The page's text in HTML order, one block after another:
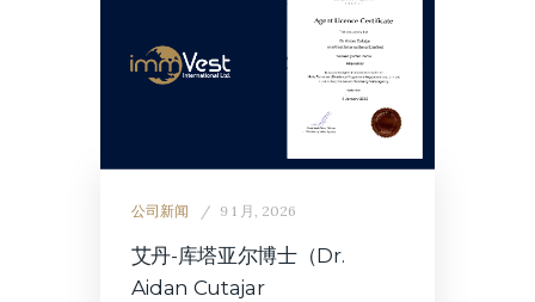
公司新闻 9 1 月, 2026
艾丹-库塔亚尔博士（Dr.
Aidan Cutajar